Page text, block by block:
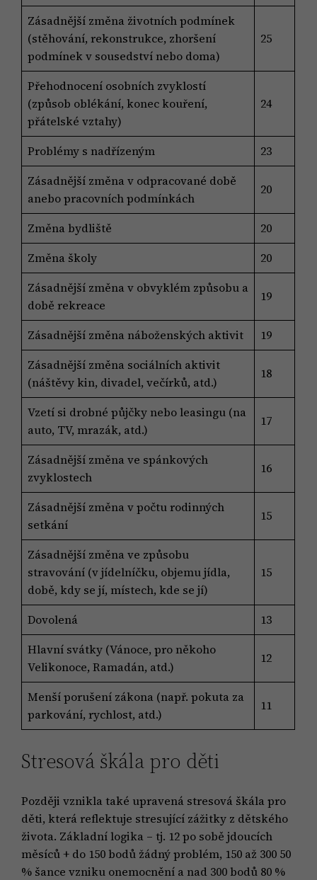
Zásadnější změna životních podmínek
(stěhování, rekonstrukce, zhoršení
podmínek v sousedství nebo doma)
25
Přehodnocení osobních zvyklostí
(způsob oblékání, konec kouření,
přátelské vztahy)
24
Problémy s nadřízeným
23
Zásadnější změna v odpracované době
anebo pracovních podmínkách
20
Změna bydliště
20
Změna školy
20
Zásadnější změna v obvyklém způsobu a
době rekreace
19
Zásadnější změna náboženských aktivit
19
Zásadnější změna sociálních aktivit
(náštěvy kin, divadel, večírků, atd.)
18
Vzetí si drobné půjčky nebo leasingu (na
auto, TV, mrazák, atd.)
17
Zásadnější změna ve spánkových
zvyklostech
16
Zásadnější změna v počtu rodinných
setkání
15
Zásadnější změna ve způsobu
stravování (v jídelníčku, objemu jídla,
době, kdy se jí, místech, kde se jí)
15
Dovolená
13
Hlavní svátky (Vánoce, pro někoho
Velikonoce, Ramadán, atd.)
12
Menší porušení zákona (např. pokuta za
parkování, rychlost, atd.)
11
Stresová škála pro děti
Později vznikla také upravená stresová škála pro
děti, která reflektuje stresující zážitky z dětského
života. Základní logika – tj. 12 po sobě jdoucích
měsíců + do 150 bodů žádný problém, 150 až 300 50
% šance vzniku onemocnění a nad 300 bodů 80 %